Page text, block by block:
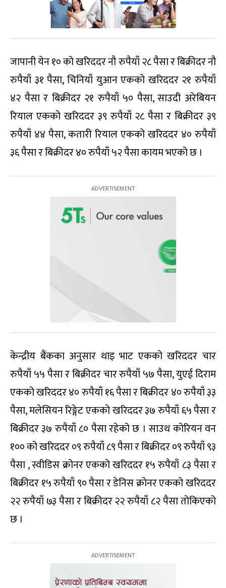
जापानी येन १० को खरिददर नौ रुपैयाँ २८ पैसा र बिक्रीदर नौ
रुपैयाँ ३१ पैसा, चिनियाँ युआन एकको खरिददर २१ रुपैयाँ
४२ पैसा र बिक्रीदर २१ रुपैयाँ ५० पैसा, साउदी अरेबियन
रियाल एकको खरिददर ३९ रुपैयाँ २८ पैसा र बिक्रीदर ३९
रुपैयाँ ४४ पैसा, कतारी रियाल एकको खरिददर ४० रुपैयाँ
३६ पैसा र बिक्रीदर ४० रुपैयाँ ५२ पैसा कायम भएको छ ।
केन्द्रीय बैंकका अनुसार थाइ भाट एकको खरिददर चार
रुपैयाँ ५५ पैसा र बिक्रीदर चार रुपैयाँ ५७ पैसा, युएई दिराम
एकको खरिददर ४० रुपैयाँ १६ पैसा र बिक्रीदर ४० रुपैयाँ ३३
पैसा, मलेसियन रिङ्गेट एकको खरिददर ३७ रुपैयाँ ६५ पैसा र
बिक्रीदर ३७ रुपैयाँ ८० पैसा रहेको छ । साउथ कोरियन वन
१०० को खरिददर ०९ रुपैयाँ ८९ पैसा र बिक्रीदर ०९ रुपैयाँ ९३
पैसा , स्वीडिस क्रोनर एकको खरिददर १५ रुपैयाँ ८३ पैसा र
बिक्रीदर १५ रुपैयाँ ९० पैसा र डेनिस क्रोनर एकको खरिददर
२२ रुपैयाँ ७३ पैसा र बिक्रीदर २२ रुपैयाँ ८२ पैसा तोकिएको
छ ।